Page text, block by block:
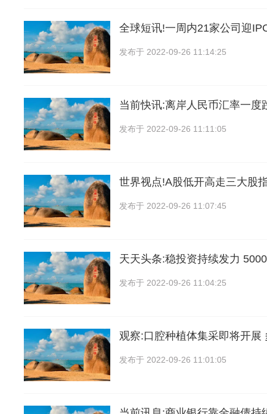
全球短讯!一周内21家公司迎
发布于 2022-09-26 11:14:25
当前快讯:离岸人民币汇率一度
发布于 2022-09-26 11:11:05
世界视点!A股低开高走三大股
发布于 2022-09-26 11:07:45
天天头条:稳投资持续发力
发布于 2022-09-26 11:04:25
观察:口腔种植体集采即将开展
发布于 2022-09-26 11:01:05